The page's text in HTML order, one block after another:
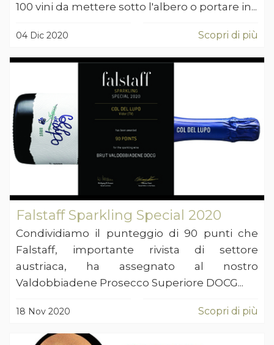
100 vini da mettere sotto l'albero o portare in...
04 Dic 2020 Scopri di più
Falstaff Sparkling Special 2020
Condividiamo il punteggio di 90 punti che
Falstaff, importante rivista di settore
austriaca, ha assegnato al nostro
Valdobbiadene Prosecco Superiore DOCG...
18 Nov 2020 Scopri di più